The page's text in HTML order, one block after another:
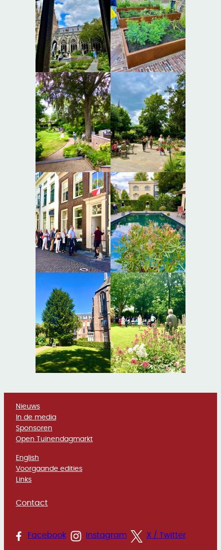
Nieuws
In de media
Sponsoren
Open Tuinendagmarkt
English
Voorgaande edities
Links
Contact
Facebook Instagram X / Twitter